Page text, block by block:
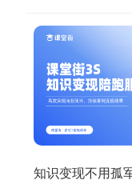
知识变现不用孤